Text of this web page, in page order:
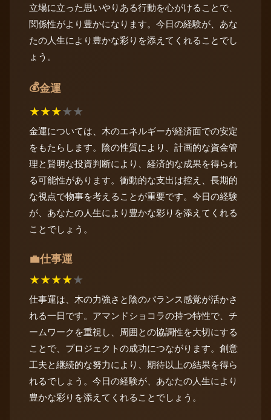
立場に立った思いやりある行動を心がけることで、
関係性がより豊かになります。今日の経験が、あな
たの人生により豊かな彩りを添えてくれることでし
ょう。
💰金運
★★★★★
金運については、木のエネルギーが経済面での安定
をもたらします。陰の性質により、計画的な資金管
理と賢明な投資判断により、経済的な成果を得られ
る可能性があります。衝動的な支出は控え、長期的
な視点で物事を考えることが重要です。今日の経験
が、あなたの人生により豊かな彩りを添えてくれる
ことでしょう。
💼仕事運
★★★★★
仕事運は、木の力強さと陰のバランス感覚が活かさ
れる一日です。アマンドショコラの持つ特性で、チ
ームワークを重視し、周囲との協調性を大切にする
ことで、プロジェクトの成功につながります。創意
工夫と継続的な努力により、期待以上の結果を得ら
れるでしょう。今日の経験が、あなたの人生により
豊かな彩りを添えてくれることでしょう。